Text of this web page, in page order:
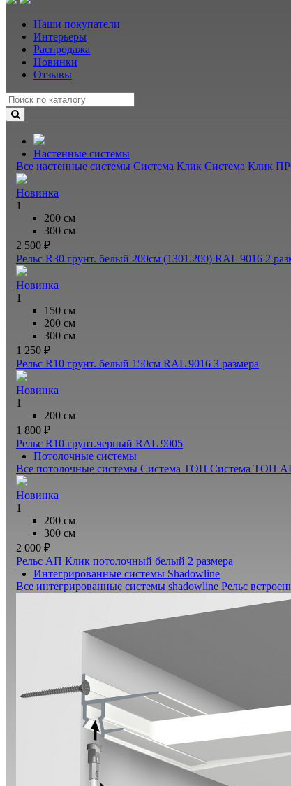
Наши покупатели
Интерьеры
Распродажа
Новинки
Отзывы
Настенные системы
Все настенные системы Система Клик Система Клик
Новинка
1
200 см
300 см
2 500 ₽
Рельс R30 грунт. белый 200см (1301.200) RAL 9016 2
Новинка
1
150 см
200 см
300 см
1 250 ₽
Рельс R10 грунт. белый 150см RAL 9016 3 размера
Новинка
1
200 см
1 800 ₽
Рельс R10 грунт.черный RAL 9005
Потолочные системы
Все потолочные системы Система ТОП Система ТОП
Новинка
1
200 см
300 см
2 000 ₽
Рельс АП Клик потолочный белый 2 размера
Интегрированные системы Shadowline
Все интегрированные системы shadowline Рельс